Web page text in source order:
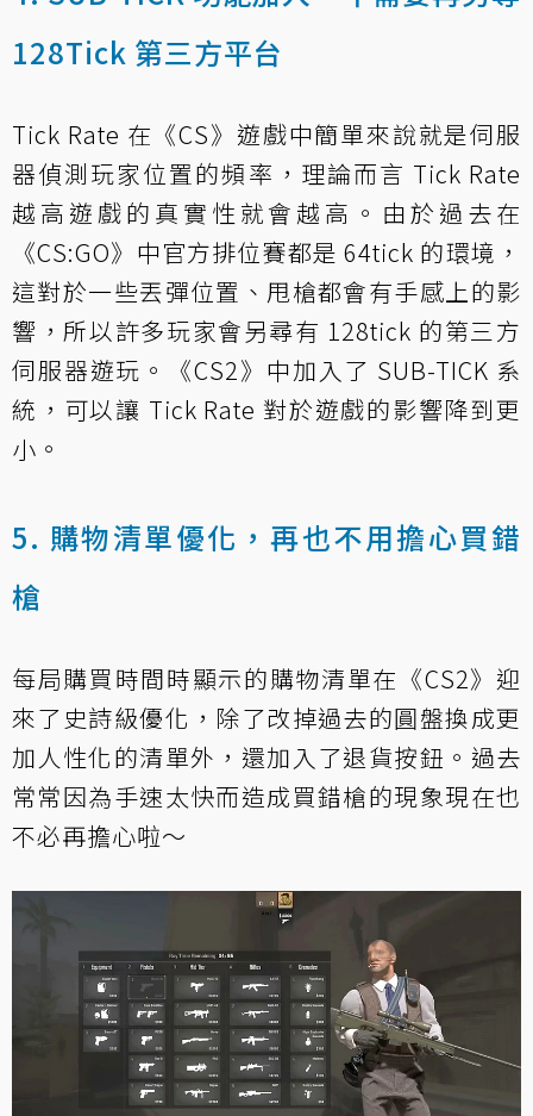
128Tick 第三方平台
Tick Rate 在《CS》遊戲中簡單來說就是伺服
器偵測玩家位置的頻率，理論而言 Tick Rate
越高遊戲的真實性就會越高。由於過去在
《CS:GO》中官方排位賽都是 64tick 的環境，
這對於一些丟彈位置、甩槍都會有手感上的影
響，所以許多玩家會另尋有 128tick 的第三方
伺服器遊玩。《CS2》中加入了 SUB-TICK 系
統，可以讓 Tick Rate 對於遊戲的影響降到更
小。
5. 購物清單優化，再也不用擔心買錯
槍
每局購買時間時顯示的購物清單在《CS2》迎
來了史詩級優化，除了改掉過去的圓盤換成更
加人性化的清單外，還加入了退貨按鈕。過去
常常因為手速太快而造成買錯槍的現象現在也
不必再擔心啦～